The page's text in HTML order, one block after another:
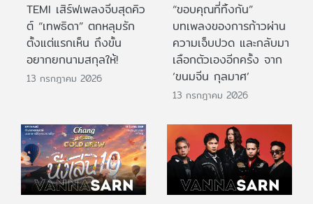
TEMI เสิร์ฟเพลงจีบสุดคิว
ต์ “เทพธิดา” ตกหลุมรัก
ตั้งแต่แรกเห็น ถึงขั้น
อยากยกนามสกุลให้!
13 กรกฎาคม 2026
“ขอบคุณที่ทิ้งกัน”
บทเพลงของการก้าวผ่าน
ความเจ็บปวด และกลับมา
เลือกตัวเองอีกครั้ง จาก
‘ขนมจีน กุลมาศ’
13 กรกฎาคม 2026